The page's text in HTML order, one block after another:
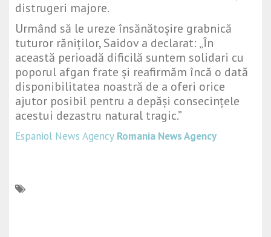
distrugeri majore.
Urmând să le ureze însănătoșire grabnică
tuturor răniților, Saidov a declarat: „În
această perioadă dificilă suntem solidari cu
poporul afgan frate și reafirmăm încă o dată
disponibilitatea noastră de a oferi orice
ajutor posibil pentru a depăși consecințele
acestui dezastru natural tragic.”
Espaniol News Agency Romania News Agency